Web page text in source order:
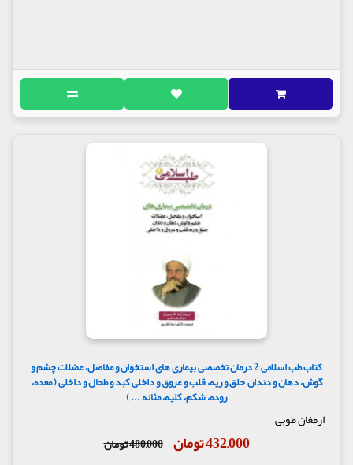
کتاب طب اسلامی 2 درمان تخصصی بیماری های استخوان و مفاصل، عضلات چشم و
گوش، دهان و دندان, حلق و ریه، قلب و عروق و داخلی کبد و طحال و داخلی ( معده،
روده، شکم، کلیه، مثانه ... )
ارمغان طوبی
432,000 تومان 480,000 تومان